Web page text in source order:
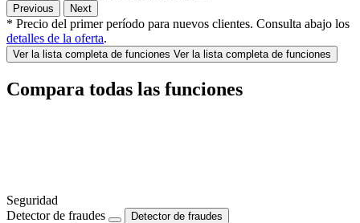
Previous Next
* Precio del primer período para nuevos clientes. Consulta abajo los
detalles de la oferta.
Ver la lista completa de funciones Ver la lista completa de funciones
Compara todas las funciones
Seguridad
Detector de fraudes
Detector de fraudes